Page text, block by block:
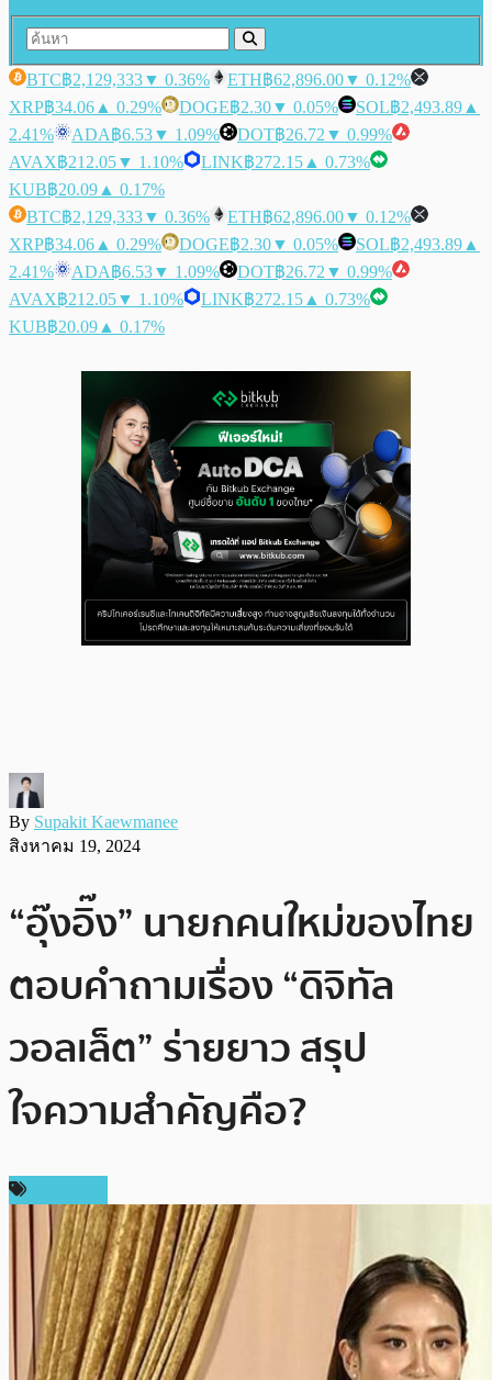
BTC฿2,129,333▼ 0.36% ETH฿62,896.00▼ 0.12%
XRP฿34.06 ▲ 0.29% DOGE฿2.30▼ 0.05% SOL฿2,493.89 ▲
2.41%
ADA฿6.53▼ 1.09% DOT฿26.72 ▼ 0.99%
AVAX฿212.05▼ 1.10% LINK฿272.15 ▲ 0.73%
KUB฿20.09 ▲ 0.17%
BTC฿2,129,333▼ 0.36% ETH฿62,896.00▼ 0.12%
XRP฿34.06 ▲ 0.29% DOGE฿2.30▼ 0.05% SOL฿2,493.89 ▲
2.41%
ADA฿6.53▼ 1.09% DOT฿26.72 ▼ 0.99%
AVAX฿212.05▼ 1.10% LINK฿272.15 ▲ 0.73%
KUB฿20.09 ▲ 0.17%
By Supakit Kaewmanee
สิงหาคม 19, 2024
“อุ๊งอิ๊ง” นายกคนใหม่ของไทย
ตอบคำถามเรื่อง “ดิจิทัล
วอลเล็ต” ร่ายยาว สรุป
ใจความสำคัญคือ?